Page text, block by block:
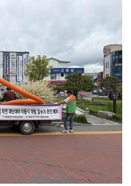
’ 버스승강장 조성